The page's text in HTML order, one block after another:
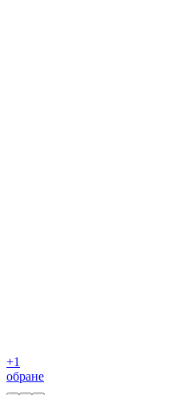
+1
обране